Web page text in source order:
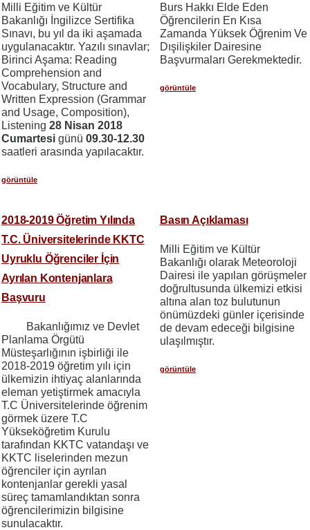
Milli Eğitim ve Kültür
Bakanlığı İngilizce Sertifika
Sınavı, bu yıl da iki aşamada
uygulanacaktır. Yazılı sınavlar;
Birinci Aşama: Reading
Comprehension and
Vocabulary, Structure and
Written Expression (Grammar
and Usage, Composition),
Listening 28 Nisan 2018
Cumartesi günü 09.30-12.30
saatleri arasında yapılacaktır.
görüntüle
Burs Hakkı Elde Eden
Öğrencilerin En Kısa
Zamanda Yüksek Öğrenim Ve
Dışilişkiler Dairesine
Başvurmaları Gerekmektedir.
görüntüle
2018-2019 Öğretim Yılında
T.C. Üniversitelerinde KKTC
Uyruklu Öğrenciler İçin
Ayrılan Kontenjanlara
Başvuru
Bakanlığımız ve Devlet
Planlama Örgütü
Müsteşarlığının işbirliği ile
2018-2019 öğretim yılı için
ülkemizin ihtiyaç alanlarında
eleman yetiştirmek amacıyla
T.C Üniversitelerinde öğrenim
görmek üzere T.C
Yükseköğretim Kurulu
tarafından KKTC vatandaşı ve
KKTC liselerinden mezun
öğrenciler için ayrılan
kontenjanlar gerekli yasal
süreç tamamlandıktan sonra
öğrencilerimizin bilgisine
sunulacaktır.
Basın Açıklaması
Milli Eğitim ve Kültür
Bakanlığı olarak Meteoroloji
Dairesi ile yapılan görüşmeler
doğrultusunda ülkemizi etkisi
altına alan toz bulutunun
önümüzdeki günler içerisinde
de devam edeceği bilgisine
ulaşılmıştır.
görüntüle